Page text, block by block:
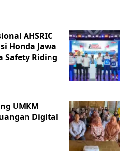
AHSRIC
Honda Jawa
Safety Riding
UMKM
Digital